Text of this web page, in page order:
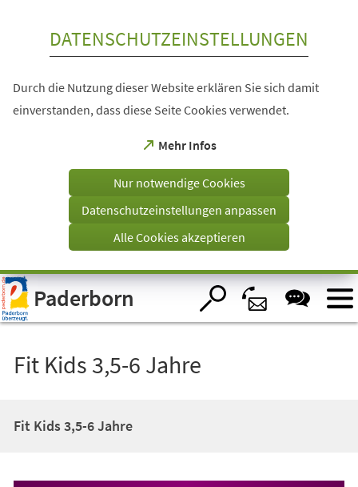
Visuelle
Assistenzsoftware
öffnen.
DATENSCHUTZEINSTELLUNGEN
Durch die Nutzung dieser Website erklären Sie sich damit
einverstanden, dass diese Seite Cookies verwendet.
Mehr Infos
(Öffnet
einem
Tab)
Nur notwendige Cookies
Datenschutzeinstellungen anpassen
Alle Cookies akzeptieren
Paderborn
Fit Kids 3,5-6 Jahre
Fit Kids 3,5-6 Jahre